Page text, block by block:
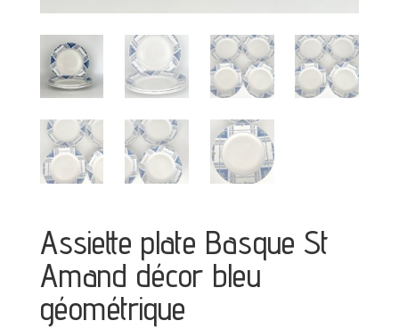
Assiette plate Basque St
Amand décor bleu
géométrique